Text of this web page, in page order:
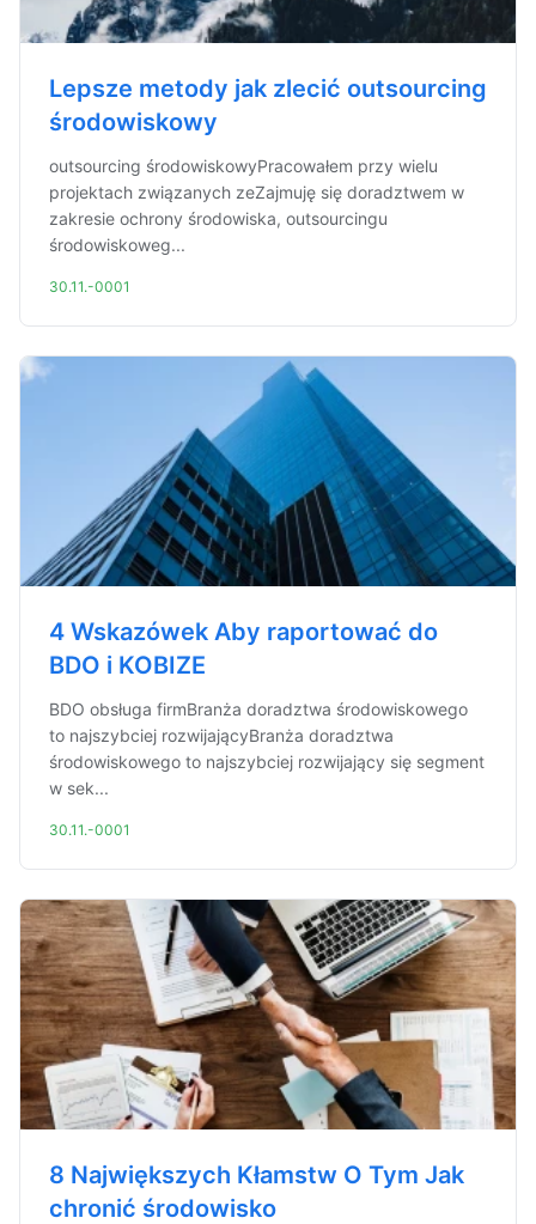
Lepsze metody jak zlecić outsourcing
środowiskowy
outsourcing środowiskowyPracowałem przy wielu
projektach związanych zeZajmuję się doradztwem w
zakresie ochrony środowiska, outsourcingu
środowiskoweg...
30.11.-0001
4 Wskazówek Aby raportować do
BDO i KOBIZE
BDO obsługa firmBranża doradztwa środowiskowego
to najszybciej rozwijającyBranża doradztwa
środowiskowego to najszybciej rozwijający się segment
w sek...
30.11.-0001
8 Największych Kłamstw O Tym Jak
chronić środowisko